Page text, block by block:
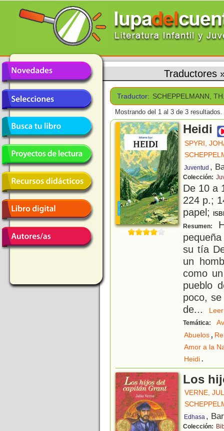
Traductores
Traductor: SCHEPPELMANN,
Mostrando del 1 al 3 de 3 resultados.
Heidi
SPYRI,
Juventud ,
Colección:
De 10 a
224 p.;
papel;
Resumen:
su tía
un
como
pueblo
poco,
de...
Temática:
Abuelos,
Amor a la
Heidi.
Los
VERNE,
Edhasa ,
Colección: